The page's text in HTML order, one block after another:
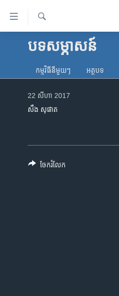
ទៅ​
គេហទំព័រ​
ទាក់ទង
និង​អាមេរិក
ទូរទស្សន៍ / វីដេអូ​
រក
បទ​សម្ភាសន៍
កម្មវិធី​នីមួយៗ អត្ថបទ​
22 សីហា 2017
សឹង សុផាត
ចែករំលែក